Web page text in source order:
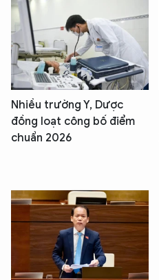
Nhiều trường Y, Dược
đồng loạt công bố điểm
chuẩn 2026